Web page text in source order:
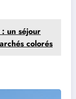
un séjour
colorés